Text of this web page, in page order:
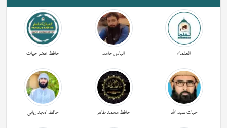
العلماء الیاس حامد حافظ خضر حیات
حیات عبد اللہ حافظ محمد طاھر حافظ امجد ربانی